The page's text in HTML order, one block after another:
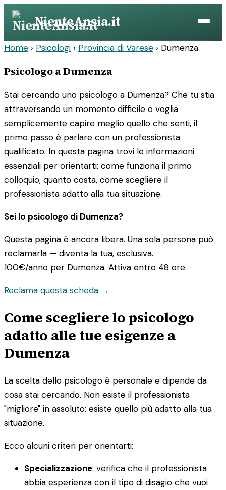
Vai
contenuto
NienteAnsia.it
Home › Psicologi › Provincia di Varese › Dumenza
Psicologo a Dumenza
Stai cercando uno psicologo a Dumenza? Che tu stia
attraversando un momento difficile o voglia
semplicemente capire meglio quello che senti, il
primo passo è parlare con un professionista
qualificato. In questa pagina trovi le informazioni
essenziali per orientarti: come funziona il primo
colloquio, quanto costa, come scegliere il
professionista adatto alla tua situazione.
Sei lo psicologo di Dumenza?
Questa pagina è ancora libera. Una sola persona può
reclamarla — diventa la tua, esclusiva.
100€/anno per Dumenza. Attiva entro 48 ore.
Reclama questa scheda →
Come scegliere lo psicologo
adatto alle tue esigenze a
Dumenza
La scelta dello psicologo è personale e dipende da
cosa stai cercando. Non esiste il professionista
"migliore" in assoluto: esiste quello più adatto alla tua
situazione.
Ecco alcuni criteri per orientarti:
Specializzazione: verifica che il professionista
abbia esperienza con il tipo di disagio che vuoi